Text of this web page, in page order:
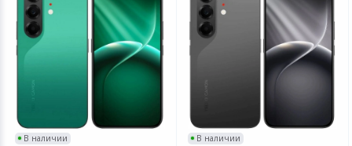
В наличии
В наличии